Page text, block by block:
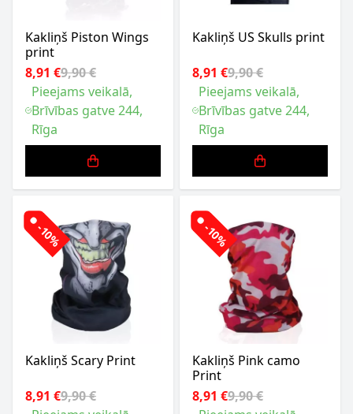
Kakliņš Piston Wings
print
8,91 €9,90 €
Pieejams veikalā,
Brīvības gatve 244,
Rīga
Kakliņš US Skulls print
8,91 €9,90 €
Pieejams veikalā,
Brīvības gatve 244,
Rīga
-10%
Kakliņš Scary Print
8,91 €9,90 €
-10%
Kakliņš Pink camo
Print
8,91 €9,90 €